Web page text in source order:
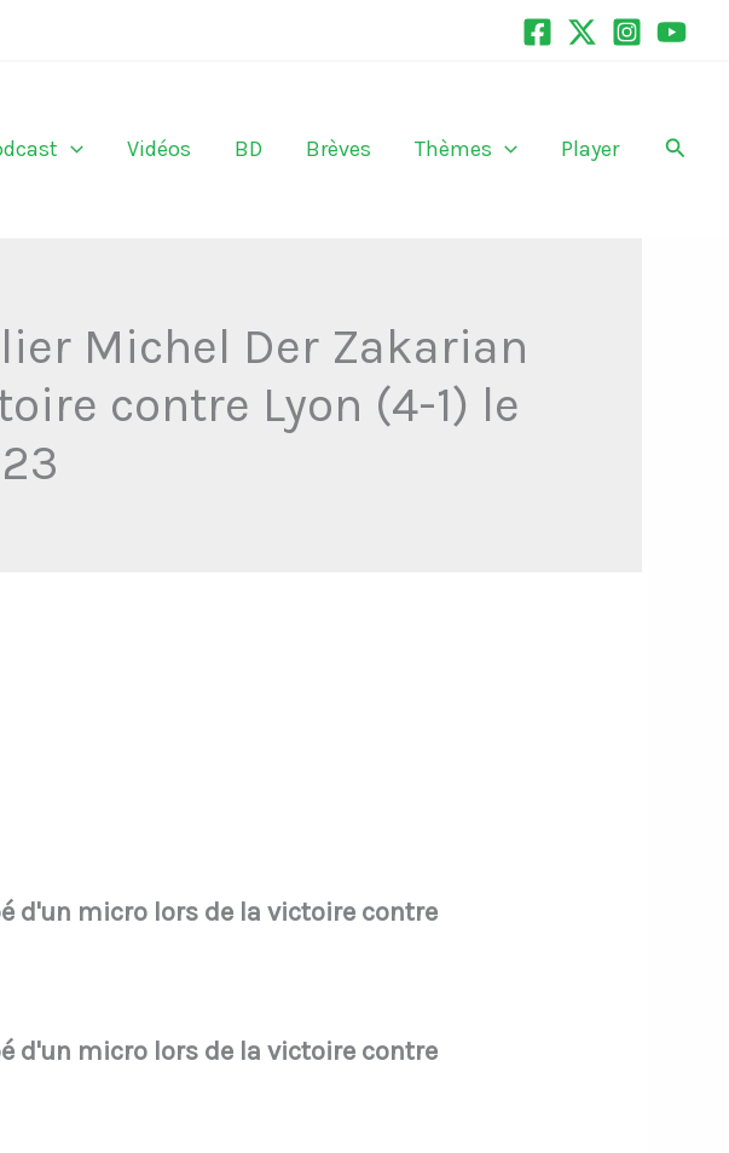
Vidéos BD Brèves Thèmes Player
Michel Der Zakarian
contre Lyon (4-1) le
d'un micro lors de la victoire contre
d'un micro lors de la victoire contre